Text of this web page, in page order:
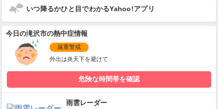
いつ降るかひと目でわかるYahoo!アプリ
今日の滝沢市の熱中症情報
厳重警戒
外出は炎天下を避けて
危険な時間帯を確認
雨雲レーダー